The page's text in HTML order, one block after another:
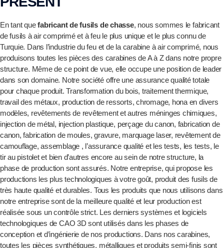
En tant quefabricant de fusils de chasse, nous sommes le fabricant
de fusils à air comprimé et à feu le plus unique et le plus connu de
Turquie. Dans l’industrie du feu et de la carabine à air comprimé, nous
produisons toutes les pièces des carabines de A à Z dans notre propre
structure. Même de ce point de vue, elle occupe une position de leader
dans son domaine. Notre société offre une assurance qualité totale
pour chaque produit. Transformation du bois, traitement thermique,
travail des métaux, production de ressorts, chromage, hona en divers
modèles, revêtements de revêtement et autres méninges chimiques,
injection de métal, injection plastique, perçage du canon, fabrication de
canon, fabrication de moules, gravure, marquage laser, revêtement de
camouflage, assemblage , l’assurance qualité et les tests, les tests, le
tir au pistolet et bien d’autres encore au sein de notre structure, la
phase de production sont assurés. Notre entreprise, qui propose les
productions les plus technologiques à votre goût, produit des fusils de
très haute qualité et durables. Tous les produits que nous utilisons dans
notre entreprise sont de la meilleure qualité et leur production est
réalisée sous un contrôle strict. Les derniers systèmes et logiciels
technologiques de CAO 3D sont utilisés dans les phases de
conception et d’ingénierie de nos productions. Dans nos carabines,
toutes les pièces synthétiques, métalliques et produits semi-finis sont